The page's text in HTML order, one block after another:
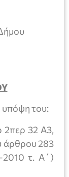
υπόψη του:
2περ 32 Α3,
άρθρου 283
τ. Α΄)